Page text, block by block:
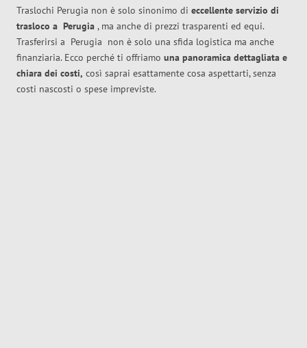
Traslochi Perugia non è solo sinonimo di eccellente servizio di
trasloco a Perugia , ma anche di prezzi trasparenti ed equi.
Trasferirsi a Perugia non è solo una sfida logistica ma anche
finanziaria. Ecco perché ti offriamo una panoramica dettagliata e
chiara dei costi, così saprai esattamente cosa aspettarti, senza
costi nascosti o spese impreviste.